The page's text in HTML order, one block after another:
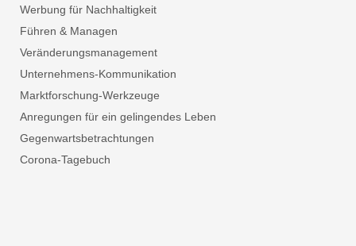
Werbung für Nachhaltigkeit
Führen & Managen
Veränderungsmanagement
Unternehmens-Kommunikation
Marktforschung-Werkzeuge
Anregungen für ein gelingendes Leben
Gegenwartsbetrachtungen
Corona-Tagebuch